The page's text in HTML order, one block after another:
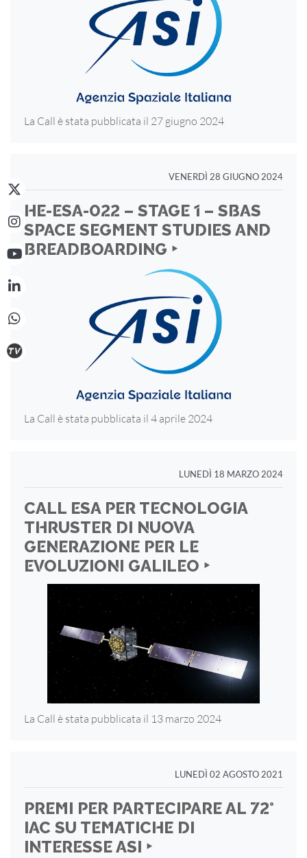
La Call è stata pubblicata il 27 giugno 2024
VENERDÌ 28 GIUGNO 2024
HE-ESA-022 – STAGE 1 – SBAS
SPACE SEGMENT STUDIES AND
BREADBOARDING ‣
La Call è stata pubblicata il 4 aprile 2024
LUNEDÌ 18 MARZO 2024
CALL ESA PER TECNOLOGIA
THRUSTER DI NUOVA
GENERAZIONE PER LE
EVOLUZIONI GALILEO ‣
La Call è stata pubblicata il 13 marzo 2024
LUNEDÌ 02 AGOSTO 2021
PREMI PER PARTECIPARE AL 72°
IAC SU TEMATICHE DI
INTERESSE ASI ‣